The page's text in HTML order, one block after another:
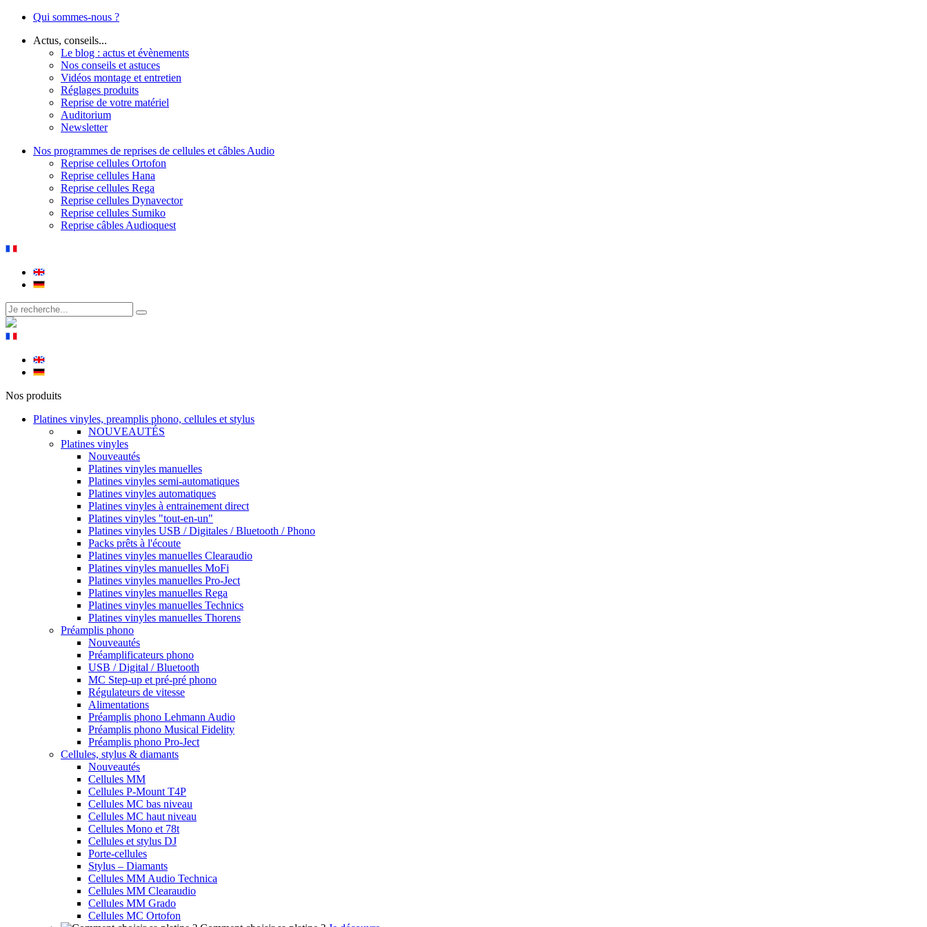
Qui sommes-nous ?
Actus, conseils...
Le blog : actus et évènements
Nos conseils et astuces
Vidéos montage et entretien
Réglages produits
Reprise de votre matériel
Auditorium
Newsletter
Nos programmes de reprises de cellules et câbles Audio
Reprise cellules Ortofon
Reprise cellules Hana
Reprise cellules Rega
Reprise cellules Dynavector
Reprise cellules Sumiko
Reprise câbles Audioquest
Nos produits
Platines vinyles, preamplis phono, cellules et stylus
NOUVEAUTÉS
Platines vinyles
Nouveautés
Platines vinyles manuelles
Platines vinyles semi-automatiques
Platines vinyles automatiques
Platines vinyles à entrainement direct
Platines vinyles "tout-en-un"
Platines vinyles USB / Digitales / Bluetooth / Phono
Packs prêts à l'écoute
Platines vinyles manuelles Clearaudio
Platines vinyles manuelles MoFi
Platines vinyles manuelles Pro-Ject
Platines vinyles manuelles Rega
Platines vinyles manuelles Technics
Platines vinyles manuelles Thorens
Préamplis phono
Nouveautés
Préamplificateurs phono
USB / Digital / Bluetooth
MC Step-up et pré-pré phono
Régulateurs de vitesse
Alimentations
Préamplis phono Lehmann Audio
Préamplis phono Musical Fidelity
Préamplis phono Pro-Ject
Cellules, stylus & diamants
Nouveautés
Cellules MM
Cellules P-Mount T4P
Cellules MC bas niveau
Cellules MC haut niveau
Cellules Mono et 78t
Cellules et stylus DJ
Porte-cellules
Stylus – Diamants
Cellules MM Audio Technica
Cellules MM Clearaudio
Cellules MM Grado
Cellules MC Ortofon